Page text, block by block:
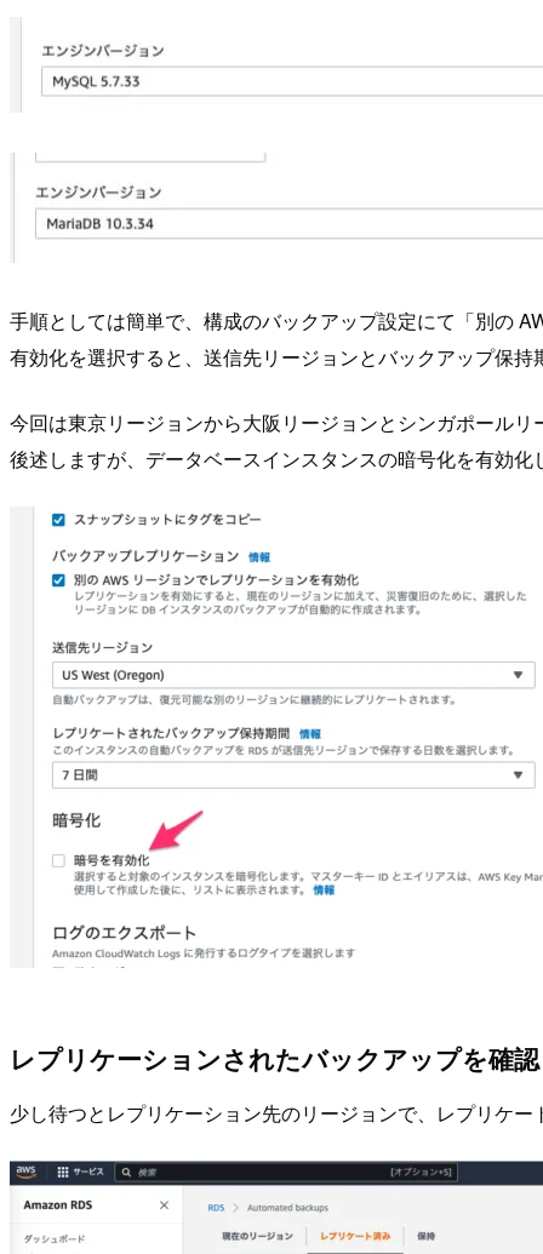
手順としては簡単で、構成のバックアップ設定にて「別の
有効化を選択すると、送信先リージョンとバックアップ保
今回は東京リージョンから大阪リージョンとシンガポール
後述しますが、データベースインスタンスの暗号化を有効
レプリケーションされたバックアップを確認
少し待つとレプリケーション先のリージョンで、レプリケ